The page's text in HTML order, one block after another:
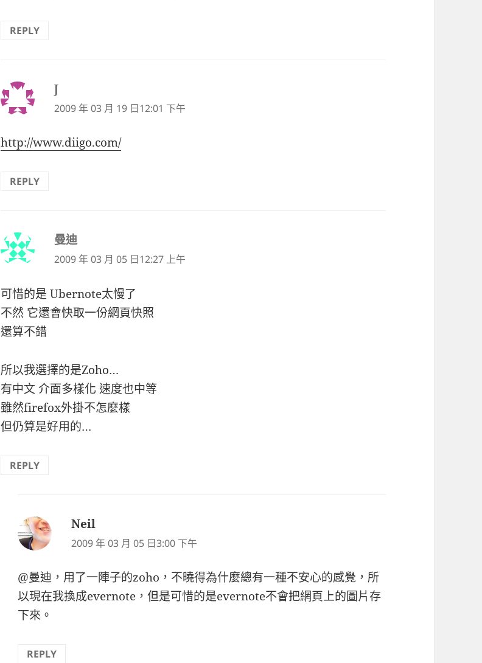
REPLY
J
示:
2009 年 03 月 19 日12:01 下午
http://www.diigo.com/
REPLY
曼迪表
示:
2009 年 03 月 05 日12:27 上午
可惜的是 Ubernote太慢了
不然 它還會快取一份網頁快照
還算不錯
所以我選擇的是Zoho…
有中文 介面多樣化 速度也中等
雖然firefox外掛不怎麼樣
但仍算是好用的…
REPLY
Neil
示:
2009 年 03 月 05 日3:00 下午
@曼迪，用了一陣子的zoho，不曉得為什麼總有一種不安心的感覺，所
以現在我換成evernote，但是可惜的是evernote不會把網頁上的圖片存
下來。
REPLY